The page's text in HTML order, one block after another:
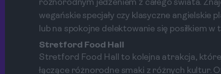
różnorodnym jedzeniem z całego świata.
wegańskie specjały czy klasyczne angielskie
lub na spokojne delektowanie się posiłkiem
Stretford Food Hall
Stretford Food Hall to kolejna atrakcja,
łączące różnorodne smaki z różnych kultur.